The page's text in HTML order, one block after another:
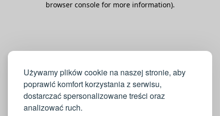
Używamy plików cookie na naszej stronie, aby
poprawić komfort korzystania z serwisu,
dostarczać spersonalizowane treści oraz
analizować ruch.
browser console for more information).